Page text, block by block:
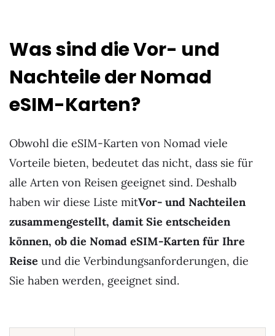
Was sind die Vor- und
Nachteile der Nomad
eSIM-Karten?
Obwohl die eSIM-Karten von Nomad viele
Vorteile bieten, bedeutet das nicht, dass sie für
alle Arten von Reisen geeignet sind. Deshalb
haben wir diese Liste mitVor- und Nachteilen
zusammengestellt, damit Sie entscheiden
können, ob die Nomad eSIM-Karten für Ihre
Reise und die Verbindungsanforderungen, die
Sie haben werden, geeignet sind.